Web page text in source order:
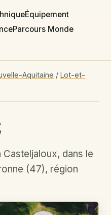
Équipement
Parcours Monde
Aquitaine / Lot-et-
dans le
(47), région